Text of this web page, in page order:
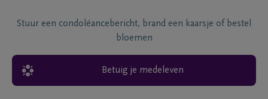
Stuur een condoléancebericht, brand een kaarsje of bestel
bloemen
Betuig je medeleven